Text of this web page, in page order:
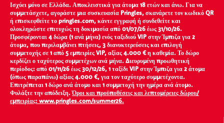
Ισχύει μόνο σε Ελλάδα. Αποκλειστικά για άτομα 18 ετών και άνω. Για να
συμμετάσχετε, αγοράστε μια συσκευασία Pringles, σκανάρετε τον κωδικό QR
ή επισκεφθείτε το pringles.com, κάντε εγγραφή ή συνδεθείτε και
ολοκληρώστε επιτυχώς τη δοκιμασία από 01/07/26 έως 31/10/26.
Προσφέρονται 4 δώρα (1 ανά μήνα) ενός ταξιδιού VIP στην Ίμπιζα για 2
άτομα, που περιλαμβάνει πτήσεις, 3 διανυκτερεύσεις και επιλογή
συμμετοχής σε 1 από 5 εμπειρίες VIP, αξίας 4.000 € η καθεμία. Το δώρο
κερδίζει ο ταχύτερος συμμετέχων ανά μήνα. Διευρυμένη προωθητική
περίοδος: από 01/11/26 έως 30/12/26, 1 ταξίδι VIP στην Ίμπιζα για 2 άτομα
(όπως παραπάνω) αξίας 4.000 €, για τον ταχύτερο συμμετέχοντα.
Επιτρέπεται 1 δώρο ανά άτομο και 1 συμμετοχή την ημέρα ανά άτομο.
Φυλάξτε την απόδειξη.Όροι και προϋποθέσεις και λεπτομέρειες δώρου/
εμπειρίας: www.pringles.com/summer26.